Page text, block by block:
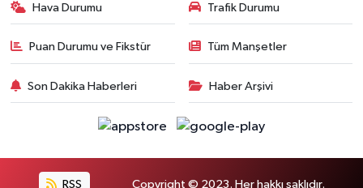
Hava Durumu Trafik Durumu
Puan Durumu ve Fikstür Tüm Manşetler
Son Dakika Haberleri Haber Arşivi
RSS Copyright © 2023. Her hakkı saklıdır.